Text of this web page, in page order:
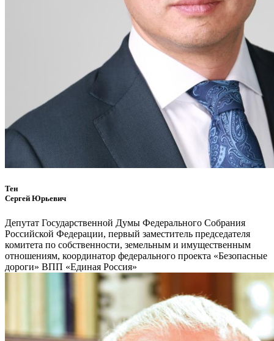
Тен
Сергей Юрьевич
Депутат Государственной Думы Федерального Собрания
Российской Федерации, первый заместитель председателя
комитета по собственности, земельным и имущественным
отношениям, координатор федерального проекта «Безопасные
дороги» ВПП «Единая Россия»